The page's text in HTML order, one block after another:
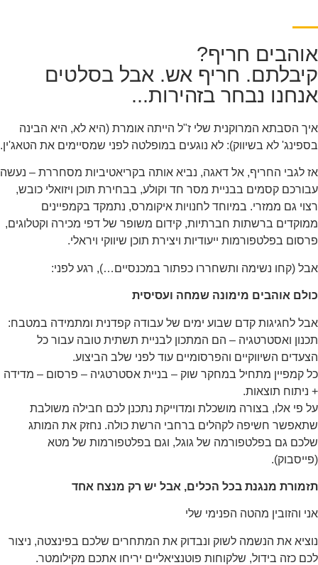
חריף?
חריף אש. אבל בסלטים
נבחר בזהירות...
הסבתא המרוקנית שלי ז"ל הייתה אומרת (היא לא, היא הבינה
לא בשיווק): לא נוגעים במופלטה לפני שמסיימים את הטאג'ין.
לגבי החריף, אל דאגה, נביא אותה בקריאטיביות מסחררת – נעשה
קסמים בבניית מסר חד וקולע, בבחירת תוכן ויזואלי כובש,
גם ממזרי. במיוחד לחנויות איקומרס, נתמקד בקמפיינים
ברשתות חברתיות, קידום משופר של דפי מכירה וקטלוגים,
בפלטפורמות ייעודיות ויצירת תוכן שיווקי ויראלי.
(קחו נשימה ותשחררו כפתור במכנסיים…), רגע לפני:
אוהבים מימונה שמחה ועסיסית
לחגיגות קדם שבוע ימים של עבודה קפדנית ומתמידה במטבח:
ואסטרטגיה – הם המתכון לבניית תשתית טובה עבור כל
השיווקיים והפרסומיים עוד לפני שלב הביצוע.
קמפיין מתחיל במחקר שוק – בניית אסטרטגיה – פרסום – מדידה
ניתוח תוצאות.
פי אלו, בצורה מושכלת ומדוייקת נתכנן לכם חבילה משולבת
חשיפה לקהלים ברחבי הרשת כולה. נחזק את המותג
גם בפלטפורמה של גוגל, וגם בפלטפורמות של מטא
מנגנת בכל הכלים, אבל יש רק מנצח אחד
והזובין מהטה הפנימי שלי
את הנשמה לשוק ונבדוק את המתחרים שלכם בפינצטה, ניצור
כזה בידול, שלקוחות פוטנציאליים יריחו אתכם מקילומטר.